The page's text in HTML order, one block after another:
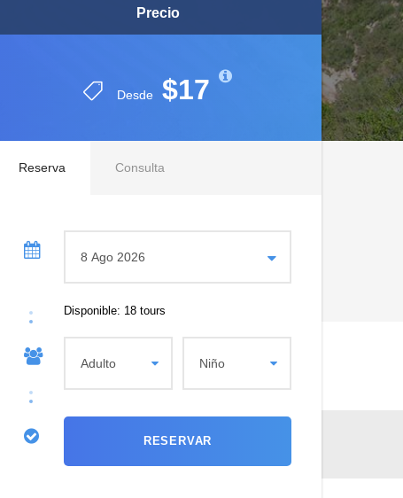
Precio
Desde $17
Precio
Desde $17
Reserva Consulta
Disponible: 18 tours